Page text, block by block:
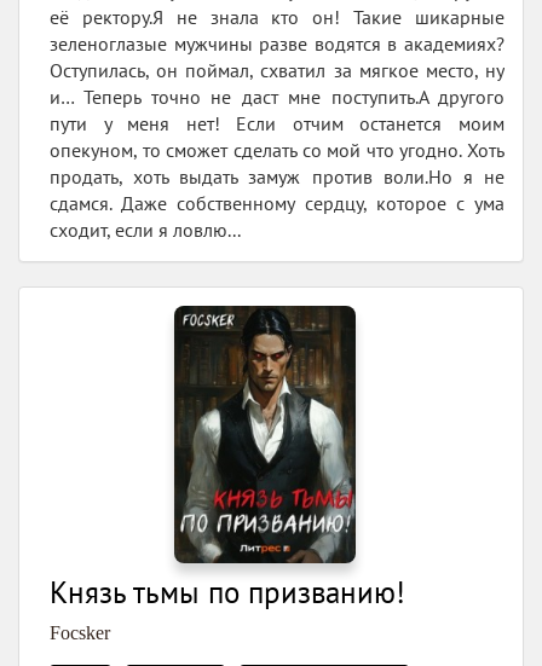
её ректору.Я не знала кто он! Такие шикарные
зеленоглазые мужчины разве водятся в академиях?
Оступилась, он поймал, схватил за мягкое место, ну
и… Теперь точно не даст мне поступить.А другого
пути у меня нет! Если отчим останется моим
опекуном, то сможет сделать со мой что угодно. Хоть
продать, хоть выдать замуж против воли.Но я не
сдамся. Даже собственному сердцу, которое с ума
сходит, если я ловлю...
Князь тьмы по призванию!
Focsker